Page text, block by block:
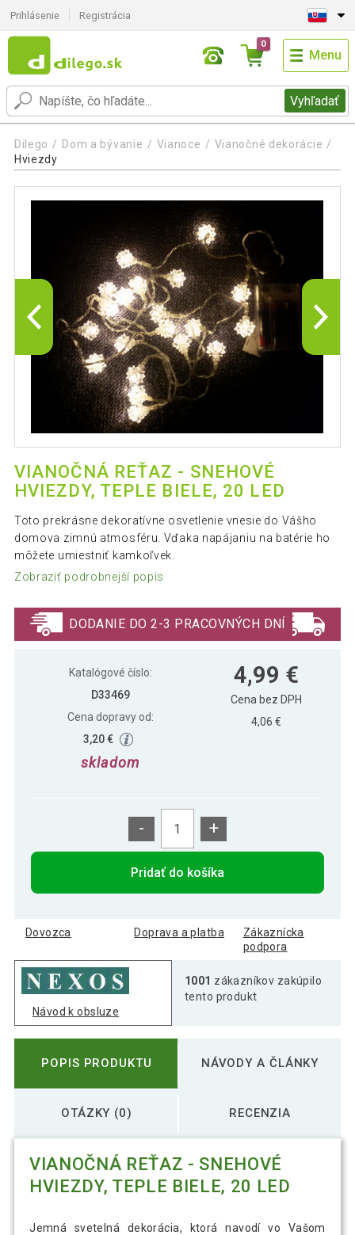
Prihlásenie Registrácia
Vyhľadať
0
Menu
Dilego Dom a bývanie Vianoce
Vianočné dekorácie
Hviezdy
VIANOČNÁ REŤAZ - SNEHOVÉ
HVIEZDY, TEPLE BIELE, 20 LED
Toto prekrásne dekoratívne osvetlenie vnesie do Vášho
domova zimnú atmosféru. Vďaka napájaniu na batérie ho
môžete umiestniť kamkoľvek.
Zobraziť podrobnejší popis
DODANIE DO 2-3 PRACOVNÝCH DNÍ
Katalógové číslo:
D33469
Cena dopravy od:
3,20 €
skladom
4,99 €
Cena bez DPH
4,06 €
- +
Pridať do košíka
Dovozca Doprava a platba
Zákaznícka
podpora
Návod k obsluze
1001 zákazníkov zakúpilo
tento produkt
POPIS PRODUKTU NÁVODY A ČLÁNKY
OTÁZKY (0) RECENZIA
VIANOČNÁ REŤAZ - SNEHOVÉ
HVIEZDY, TEPLE BIELE, 20 LED
Jemná svetelná dekorácia, ktorá navodí vo Vašom